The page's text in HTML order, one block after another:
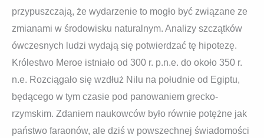
przypuszczają, że wydarzenie to mogło być związane ze
zmianami w środowisku naturalnym. Analizy szczątków
ówczesnych ludzi wydają się potwierdzać tę hipotezę.
Królestwo Meroe istniało od 300 r. p.n.e. do około 350 r.
n.e. Rozciągało się wzdłuż Nilu na południe od Egiptu,
będącego w tym czasie pod panowaniem grecko-
rzymskim. Zdaniem naukowców było równie potężne jak
państwo faraonów, ale dziś w powszechnej świadomości